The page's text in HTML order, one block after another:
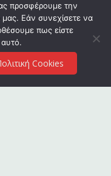
και την
προσφέρουμε την
μας. Εάν συνεχίσετε να
πως είστε
αυτό.
Cookies